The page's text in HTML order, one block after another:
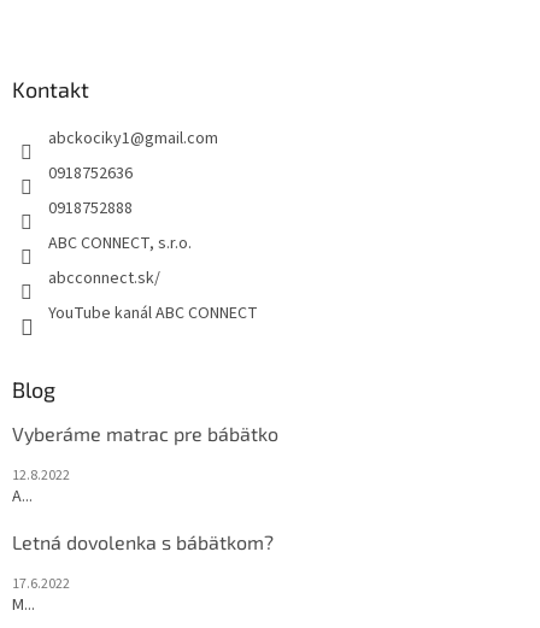
Kontakt
abckociky1@gmail.com
0918752636
0918752888
ABC CONNECT, s.r.o.
abcconnect.sk/
YouTube kanál ABC CONNECT
Blog
Vyberáme matrac pre bábätko
12.8.2022
A...
Letná dovolenka s bábätkom?
17.6.2022
M...